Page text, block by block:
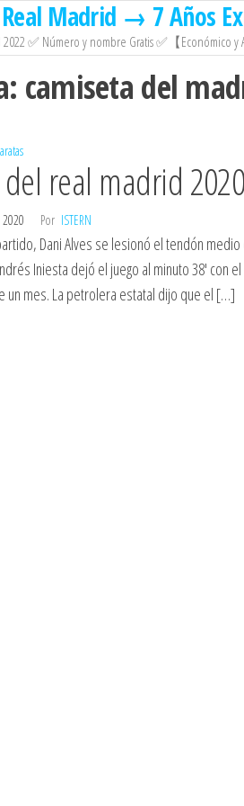
Madrid → 7 Años
2022 ✅ Número y nombre Gratis ✅【Económico y
camiseta del
real madrid 2020
Por ISTERN
Dani Alves se lesionó el tendón
Iniesta dejó el juego al minuto 38′
un mes. La petrolera estatal dijo que el […]